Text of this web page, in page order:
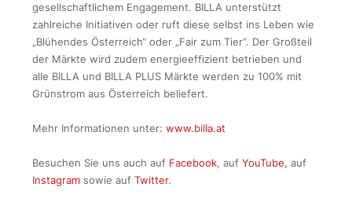
gesellschaftlichem Engagement. BILLA unterstützt
zahlreiche Initiativen oder ruft diese selbst ins Leben wie
„Blühendes Österreich“ oder „Fair zum Tier“. Der Großteil
der Märkte wird zudem energieeffizient betrieben und
alle BILLA und BILLA PLUS Märkte werden zu 100% mit
Grünstrom aus Österreich beliefert.
Mehr Informationen unter: www.billa.at
Besuchen Sie uns auch auf Facebook, auf YouTube, auf
Instagram sowie auf Twitter.